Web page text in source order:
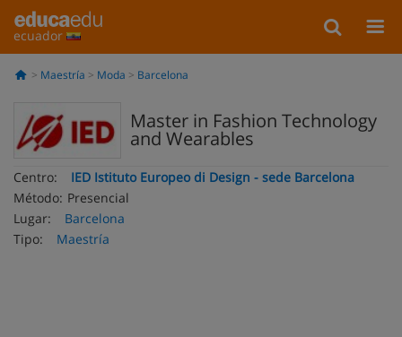
ecuador
Maestría Moda Barcelona
Master in Fashion Technology
and Wearables
Centro:
IED Istituto Europeo di Design - sede Barcelona
Método: Presencial
Lugar:
Barcelona
Tipo:
Maestría